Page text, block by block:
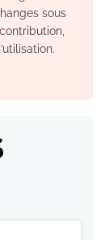
sous